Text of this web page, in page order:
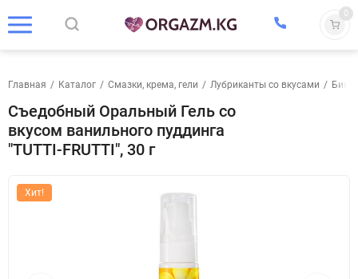
0
Главная / Каталог / Смазки, крема, гели / Лубриканты со вкусами /
Съедобный Оральный Гель со
вкусом ванильного пуддинга
"TUTTI-FRUTTI", 30 г
Хит!